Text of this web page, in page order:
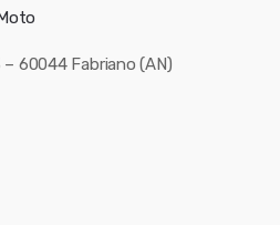
– 60044 Fabriano (AN)